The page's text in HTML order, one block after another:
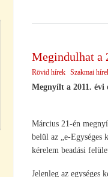
Megindulhat a
Rövid hírek Szakmai
Megnyílt a 2011. évi
Március 21-én
belül az „e-Egységes
kérelem beadási
Jelenleg az egységes